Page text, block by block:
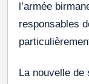
l’armée
responsables
La nouvelle